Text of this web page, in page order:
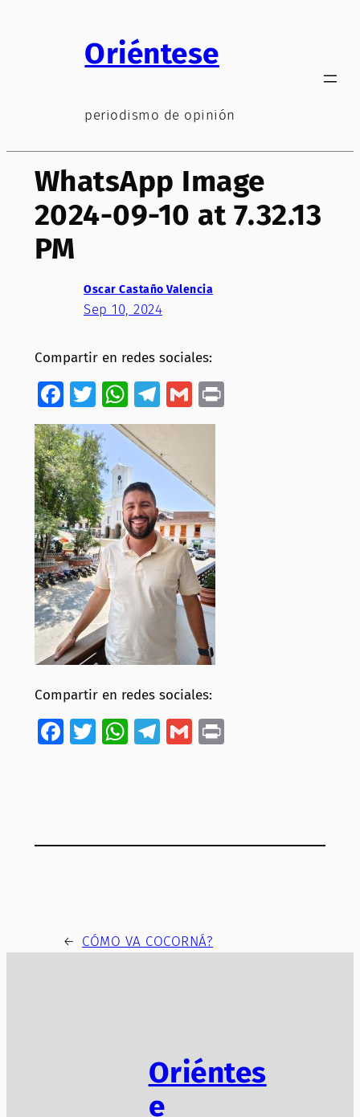
Oriéntese
periodismo de opinión
WhatsApp Image
2024-09-10 at 7.32.13
PM
Oscar Castaño Valencia
Sep 10, 2024
Compartir en redes sociales:
Facebook
Twitter
WhatsApp
Telegram
GmailPrint
Compartir en redes sociales:
Facebook
Twitter
WhatsApp
Telegram
GmailPrint
← CÓMO VA COCORNÁ?
Oriéntes
e